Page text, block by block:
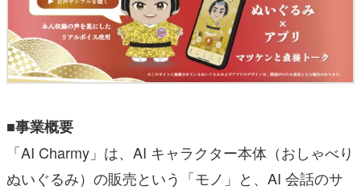
■事業概要
「AI Charmy」は、AI キャラクター本体（おしゃべり
ぬいぐるみ）の販売という「モノ」と、AI 会話のサ